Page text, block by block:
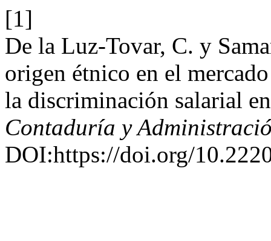
[1]
De la Luz-Tovar, C. y
origen étnico en el
la discriminación salarial
Contaduría y
DOI:https://doi.org/